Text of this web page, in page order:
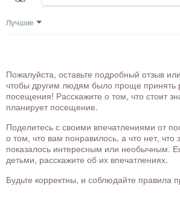
Лучшие
Пожалуйста, оставьте подробный отзыв
чтобы другим людям было проще принять
посещения! Расскажите о том, что стоит
планирует посещение.
Поделитесь с своими впечатлениями от
о том, что вам понравилось, а что нет, что
показалось интересным или необычным.
детьми, расскажите об их впечатлениях.
Будьте корректны, и соблюдайте правила